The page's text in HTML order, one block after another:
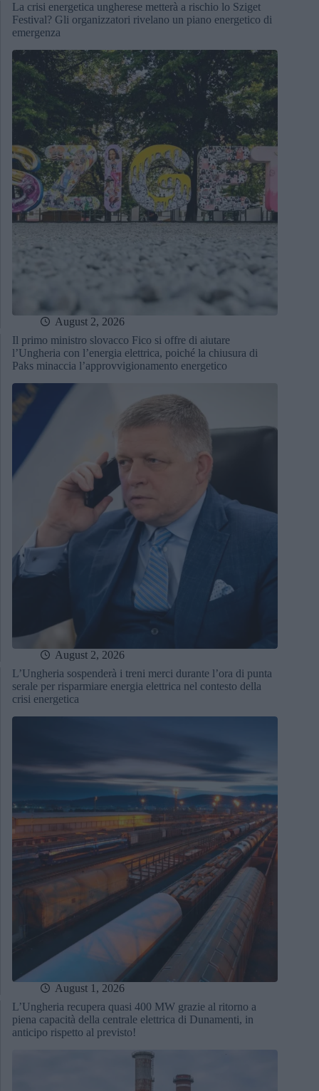
La crisi energetica ungherese metterà a rischio lo Sziget
Festival? Gli organizzatori rivelano un piano energetico di
emergenza
August 2, 2026
Il primo ministro slovacco Fico si offre di aiutare
l’Ungheria con l’energia elettrica, poiché la chiusura di
Paks minaccia l’approvvigionamento energetico
August 2, 2026
L’Ungheria sospenderà i treni merci durante l’ora di punta
serale per risparmiare energia elettrica nel contesto della
crisi energetica
August 1, 2026
L’Ungheria recupera quasi 400 MW grazie al ritorno a
piena capacità della centrale elettrica di Dunamenti, in
anticipo rispetto al previsto!